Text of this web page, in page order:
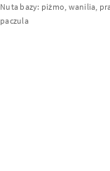
Nuta bazy: piżmo, wanilia,
paczula